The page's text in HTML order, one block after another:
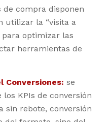
compra disponen
utilizar la “visita a
para optimizar las
herramientas de
Conversiones: se
KPIs de conversión
sin rebote, conversión